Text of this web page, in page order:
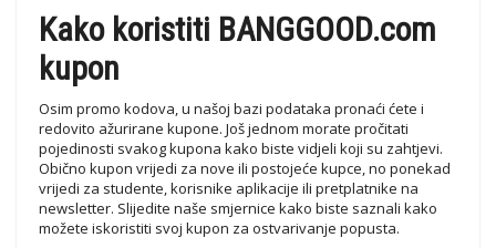
Kako koristiti BANGGOOD.com
kupon
Osim promo kodova, u našoj bazi podataka pronaći ćete i
redovito ažurirane kupone. Još jednom morate pročitati
pojedinosti svakog kupona kako biste vidjeli koji su zahtjevi.
Obično kupon vrijedi za nove ili postojeće kupce, no ponekad
vrijedi za studente, korisnike aplikacije ili pretplatnike na
newsletter. Slijedite naše smjernice kako biste saznali kako
možete iskoristiti svoj kupon za ostvarivanje popusta.